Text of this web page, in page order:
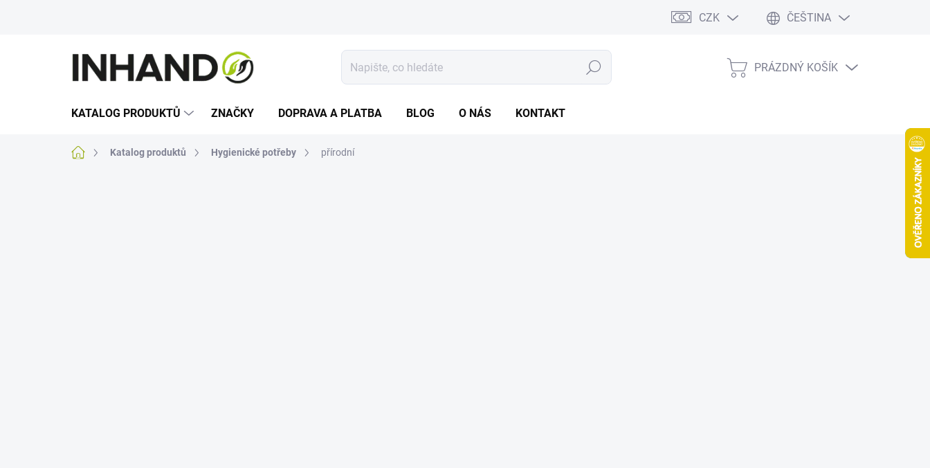
CZK ČEŠTINA
Hledat
NÁKUPNÍ
PRÁZDNÝ KOŠÍK
KATALOG PRODUKTŮ ZNAČKY DOPRAVA A PLATBA BLOG O NÁS KONTAKT
Domů Katalog produktů Hygienické potřeby přírodní